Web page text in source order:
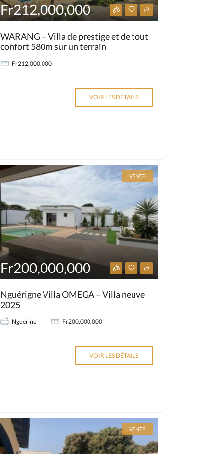
Fr212,000,000
WARANG – Villa de prestige et de tout
confort 580m sur un terrain
Fr212,000,000
VOIR LES DÉTAILS
VENTE
Fr200,000,000
Nguérigne Villa OMEGA – Villa neuve
2025
Nguerine Fr200,000,000
VOIR LES DÉTAILS
VENTE